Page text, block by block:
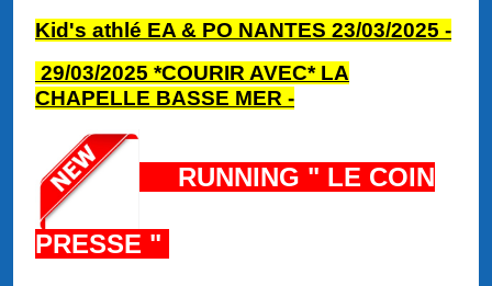
Kid's athlé EA & PO NANTES 23/03/2025 -
29/03/2025 *COURIR AVEC* LA
CHAPELLE BASSE MER -
RUNNING " LE COIN
PRESSE "